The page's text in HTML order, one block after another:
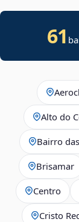
61
Alto do
Bairro
Brisamar
Centro
Cristo